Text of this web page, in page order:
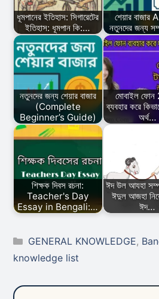
ধূমপানের ইতিহাস: সিগারেটের
ইতিহাস: ধূমপান কি:…
শেয়ার বাজার
নতুনদের জন্য
নতুনদের জন্য শেয়ার বাজার
(Complete
Beginner’s Guide)
মোবাইল
ব্যবহার করে
অর্থ…
শিক্ষক দিবস রচনা:
Teacher's Day
Essay in Bengali:…
ঈদ উল আযহা
ঈদুল আজহা
ঈদ…
Categories
GENERAL KNOWLEDGE,
knowledge list